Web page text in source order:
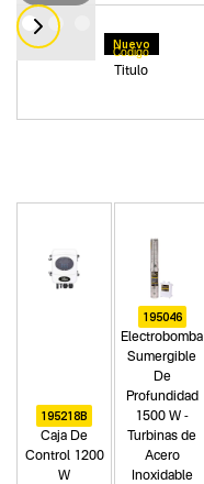
Nuevo
Titulo
Codigo
195218B
Caja De
Control 1200
W
195046
Electrobomba
Sumergible
De
Profundidad
1500 W -
Turbinas de
Acero
Inoxidable